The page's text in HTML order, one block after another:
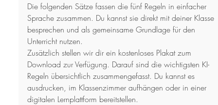
Die folgenden Sätze fassen die fünf Regeln in einfacher
Sprache zusammen. Du kannst sie direkt mit deiner Klasse
besprechen und als gemeinsame Grundlage für den
Unterricht nutzen.
Zusätzlich stellen wir dir ein kostenloses Plakat zum
Download zur Verfügung. Darauf sind die wichtigsten KI-
Regeln übersichtlich zusammengefasst. Du kannst es
ausdrucken, im Klassenzimmer aufhängen oder in einer
digitalen Lernplattform bereitstellen.